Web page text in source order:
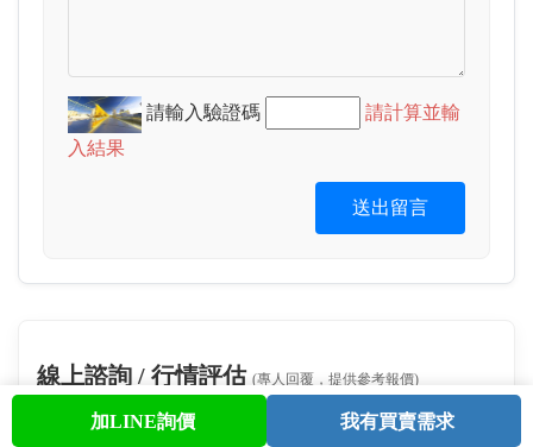
股票查詢 與我聯繫 會員中心
請輸入驗證碼
請計算並輸
入結果
送出留言
線上諮詢 / 行情評估 (專人回覆，提供參考報價)
加LINE詢價 我有買賣需求